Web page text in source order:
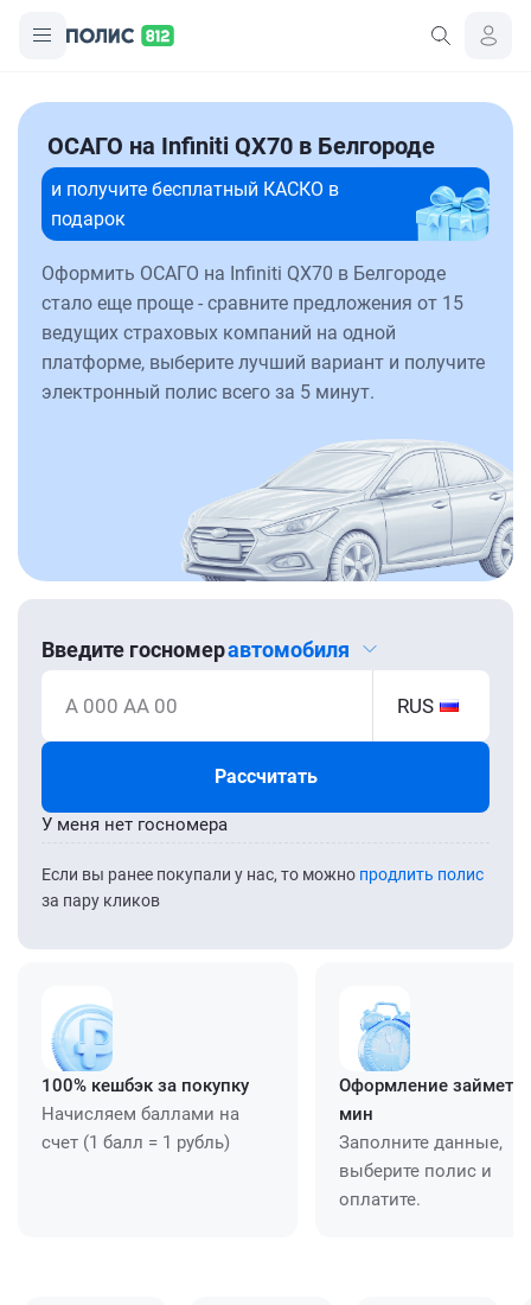
ОСАГО на Infiniti QX70 в Белгороде
и получите бесплатный КАСКО в
подарок
Оформить ОСАГО на Infiniti QX70 в Белгороде
стало еще проще - сравните предложения от 15
ведущих страховых компаний на одной
платформе, выберите лучший вариант и получите
электронный полис всего за 5 минут.
Введите госномеравтомобиля
А 000 АА 00 RUS
Рассчитать
Если вы ранее покупали у нас, то можно продлить полис
за пару кликов
У меня нет госномера
100% кешбэк за покупку
Начисляем баллами на
счет (1 балл = 1 рубль)
Оформление займет
мин
Заполните данные,
выберите полис и
оплатите.